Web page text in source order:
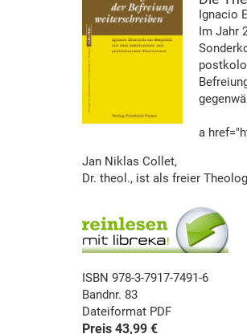
Ignacio
Im Jahr
a
Jan Niklas Collet,
Dr. theol., ist als freier
ISBN 978-3-7917-7491-6
Bandnr. 83
Dateiformat PDF
Preis 43,99 €